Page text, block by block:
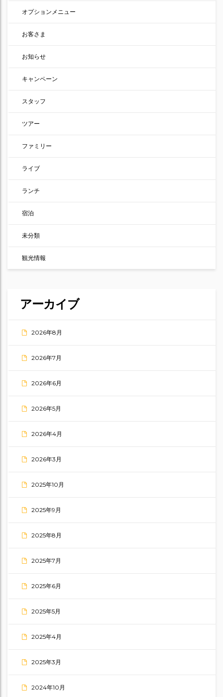
オプションメニュー
お客さま
お知らせ
キャンペーン
スタッフ
ツアー
ファミリー
ライブ
ランチ
宿泊
未分類
観光情報
アーカイブ
2026年8月
2026年7月
2026年6月
2026年5月
2026年4月
2026年3月
2025年10月
2025年9月
2025年8月
2025年7月
2025年6月
2025年5月
2025年4月
2025年3月
2024年10月